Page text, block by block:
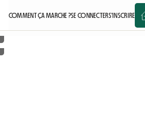
COMMENT ÇA MARCHE ?SE CONNECTERS'INSCRIRE